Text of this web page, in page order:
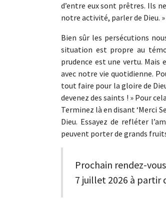
d’entre eux sont prêtres. Ils
notre activité, parler de Dieu. »
Bien sûr les persécutions
situation est propre au
prudence est une vertu. Mais
avec notre vie quotidienne.
tout faire pour la gloire de
devenez des saints ! » Pour
Terminez là en disant ‘Merci
Dieu. Essayez de refléter
peuvent porter de grands
Prochain rendez-
7 juillet 2026 à partir